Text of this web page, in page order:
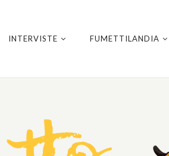
INTERVISTE FUMETTILANDIA